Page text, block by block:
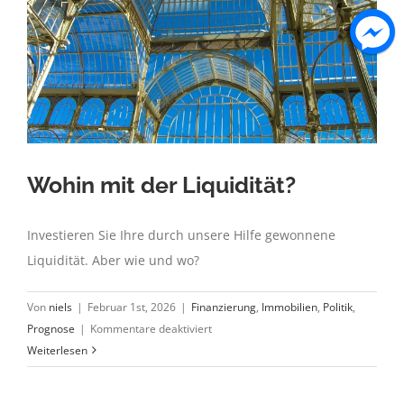
Wohin mit der Liquidität?
Investieren Sie Ihre durch unsere Hilfe gewonnene
Liquidität. Aber wie und wo?
Von niels | Februar 1st, 2026 | Finanzierung, Immobilien, Politik,
Prognose | Kommentare deaktiviertfür
mit
Weiterlesen